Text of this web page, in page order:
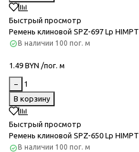
Быстрый просмотр
Ремень клиновой SPZ-697 Lp HIMPT
В наличии 100 пог. м
1.49 BYN /пог. м
−
В корзину
Быстрый просмотр
Ремень клиновой SPZ-650 Lp HIMPT
В наличии 100 пог. м